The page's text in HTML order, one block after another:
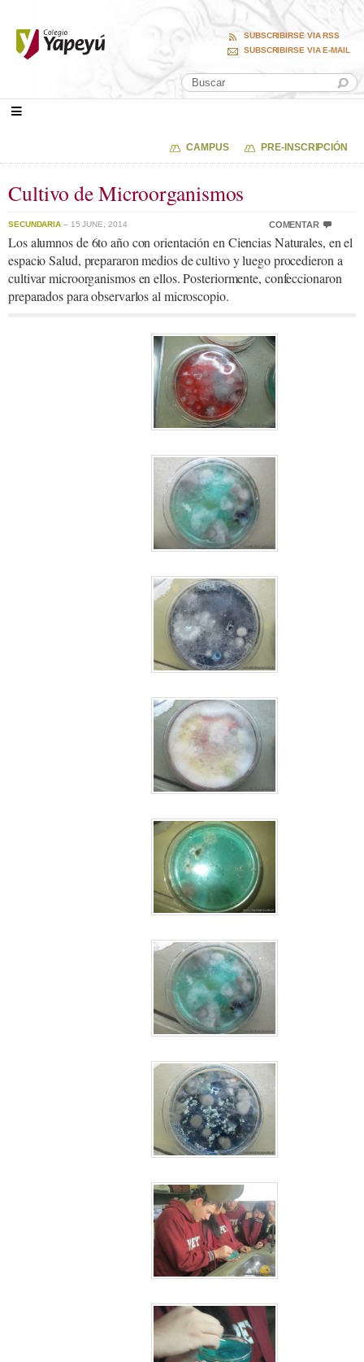
SUBSCRIBIRSE VIA RSS
SUBSCRIBIRSE VIA E-MAIL
CAMPUS PRE-INSCRIPCIÓN
Cultivo de Microorganismos
SECUNDARIA – 15 JUNE, 2014 COMENTAR
Los alumnos de 6to año con orientación en Ciencias Naturales, en el
espacio Salud, prepararon medios de cultivo y luego procedieron a
cultivar microorganismos en ellos. Posteriormente, confeccionaron
preparados para observarlos al microscopio.